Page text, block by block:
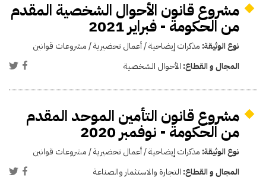
مشروع قانون الأحوال الشخصية المقدم
من الحكومة - فبراير 2021
نوع الوثيقة: مذكرات إيضاحية / أعمال تحضيرية / مشروعات قوانين
المجال و القطاع: الأحوال الشخصية
مشروع قانون التأمين الموحد المقدم
من الحكومة - نوفمبر 2020
نوع الوثيقة: مذكرات إيضاحية / أعمال تحضيرية / مشروعات قوانين
المجال و القطاع: التجارة والاستثمار والصناعة